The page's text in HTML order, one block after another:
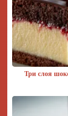
Три слоя